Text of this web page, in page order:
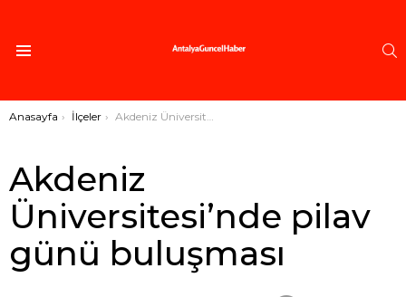
Buradasınız:
Anasayfa İlçeler Akdeniz Üniversitesi’nde pilav günü buluşması
Akdeniz
Üniversitesi’nde pilav
günü buluşması